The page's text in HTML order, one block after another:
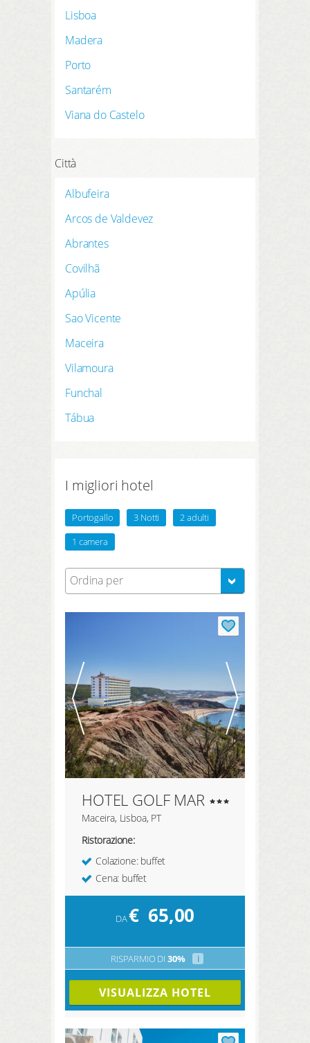
prenotazione
prodotti
Lisboa
Madera
Porto
Santarém
Viana do Castelo
Città
Albufeira
Arcos de Valdevez
Abrantes
Covilhã
Apúlia
Sao Vicente
Maceira
Vilamoura
Funchal
Tábua
I migliori hotel
Portogallo 3 Notti
2 adulti
1 camera
Ordina per
HOTEL GOLF MAR
Maceira, Lisboa, PT
Ristorazione:
Colazione: buffet
Cena: buffet
DA€ 65,00
RISPARMIO DI 30% i
VISUALIZZA HOTEL